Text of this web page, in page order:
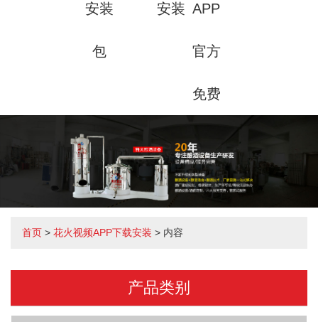
安装
包
安装 APP
官方
免费
首页 > 花火视频APP下载安装 > 内容
产品类别